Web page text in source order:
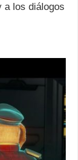
a los diálogos